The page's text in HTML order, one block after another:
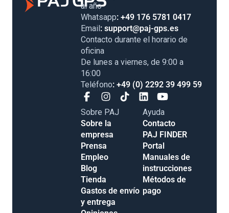
al año
Whatsapp: +49 176 5781 0417
Email: support@paj-gps.es
Contacto durante el horario de
oficina
De lunes a viernes, de 9:00 a
16:00
Teléfono: +49 (0) 2292 39 499 59
Sobre PAJ
Sobre la
empresa
Prensa
Empleo
Blog
Tienda
Gastos de envío
y entrega
Ayuda
Contacto
PAJ FINDER
Portal
Manuales de
instrucciones
Métodos de
pago